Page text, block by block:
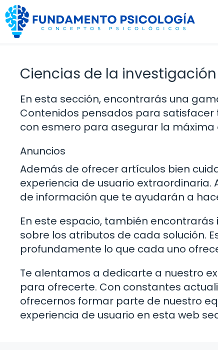
Saltar
al
contenido
Ciencias de la investigación
En esta sección, encontrarás una
Contenidos pensados para
con esmero para asegurar la
Anuncios
Además de ofrecer artículos bien
experiencia de usuario
de información que te ayudarán a
En este espacio, también
sobre los atributos de cada solución.
profundamente lo que cada uno
Te alentamos a dedicarte a nuestro
para ofrecerte. Con constantes
ofrecernos formar parte de nuestro
experiencia de usuario en esta web